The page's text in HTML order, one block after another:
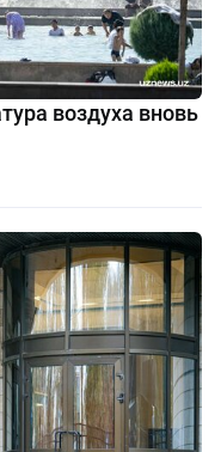
воздуха вновь